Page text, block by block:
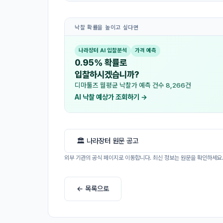
낙찰 확률을 높이고 싶다면
나라장터 AI 입찰분석 가격 예측
0.95% 확률로
입찰하시겠습니까?
디마툴즈 월평균 낙찰가 예측 건수 8,266건
AI 낙찰 예상가 조회하기 →
🏛 나라장터 원문 공고
외부 기관의 공식 페이지로 이동합니다. 최신 정보는 원문을 확인하세요.
← 목록으로